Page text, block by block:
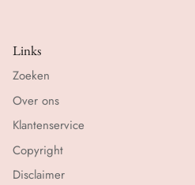
Links
Zoeken
Over ons
Klantenservice
Copyright
Disclaimer